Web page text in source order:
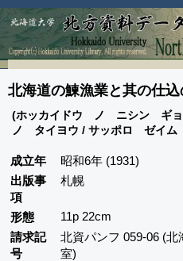
北海道の鰊漁業と其の仕
(ホッカイドウ ノ ニシン ギ
ノ タイヨウ / サッポロ ゼイム
成立年
昭和6年 (1931)
出版事
項
札幌
形態
11p 22cm
請求記
号
北資パンフ 059-06 (
室)